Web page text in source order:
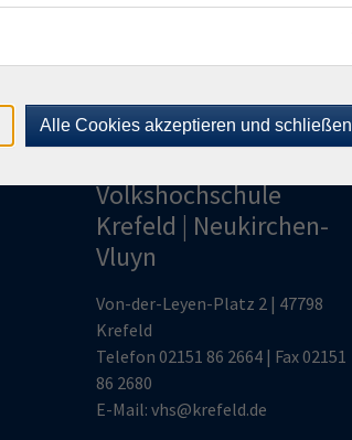
Volkshochschule
Krefeld | Neukirchen-
Vluyn
Von-der-Leyen-Platz 2 | 47798
Krefeld
Telefon 02151 86 2664 | Fax 02151
86 2680
E-Mail: vhs@krefeld.de
Alle Cookies akzeptieren und schließen